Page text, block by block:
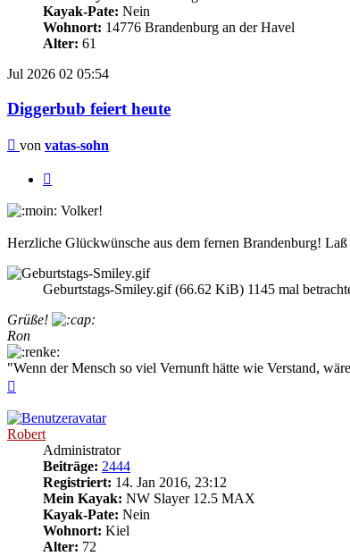
Kayak-Pate: Nein
Wohnort: 14776 Brandenburg an der Havel
Alter: 61
Jul 2026 02 05:54
Diggerbub feiert heute
Beitrag
von vatas-sohn
Volker!
Herzliche Glückwünsche aus dem fernen Brandenburg!
Geburtstags-Smiley.gif (66.62 KiB) 1145 mal
Grüße!
Ron
"Wenn der Mensch so viel Vernunft hätte wie Verstand,
Robert
Administrator
Beiträge: 2444
Registriert: 14. Jan 2016, 23:12
Mein Kayak: NW Slayer 12.5 MAX
Kayak-Pate: Nein
Wohnort: Kiel
Alter: 72